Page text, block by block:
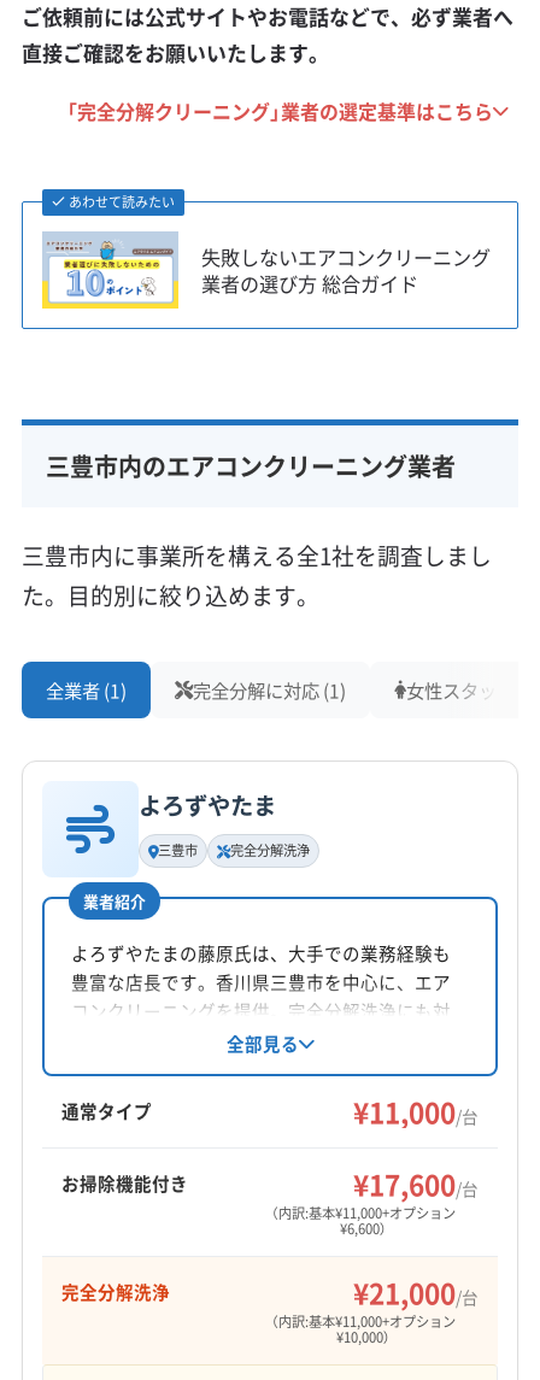
ご依頼前には公式サイトやお電話などで、必ず業者へ
直接ご確認をお願いいたします。
「完全分解クリーニング」業者の選定基準はこちら
あわせて読みたい
失敗しないエアコンクリーニング
業者の選び方 総合ガイド
三豊市内のエアコンクリーニング業者
三豊市内に事業所を構える全1社を調査しまし
た。目的別に絞り込めます。
全業者 (1) 完全分解に対応 (1) 女性スタッフ在
よろずやたま
三豊市 完全分解洗浄
業者紹介
よろずやたまの藤原氏は、大手での業務経験も
豊富な店長です。香川県三豊市を中心に、エア
コンクリーニングを提供。完全分解洗浄にも対
応し、作業や仕上がりに不満の場合は無料で追
加対応しています。営業時間外の相談も可能で
す。
全部見る
通常タイプ ¥11,000/台
お掃除機能付き ¥17,600/台
（内訳:基本¥11,000+オプション
¥6,600）
完全分解洗浄 ¥21,000/台
（内訳:基本¥11,000+オプション
¥10,000）